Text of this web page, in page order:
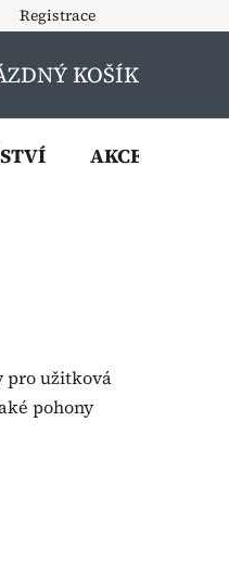
Registrace
KOŠÍK
AKCE
pro užitková
pohony